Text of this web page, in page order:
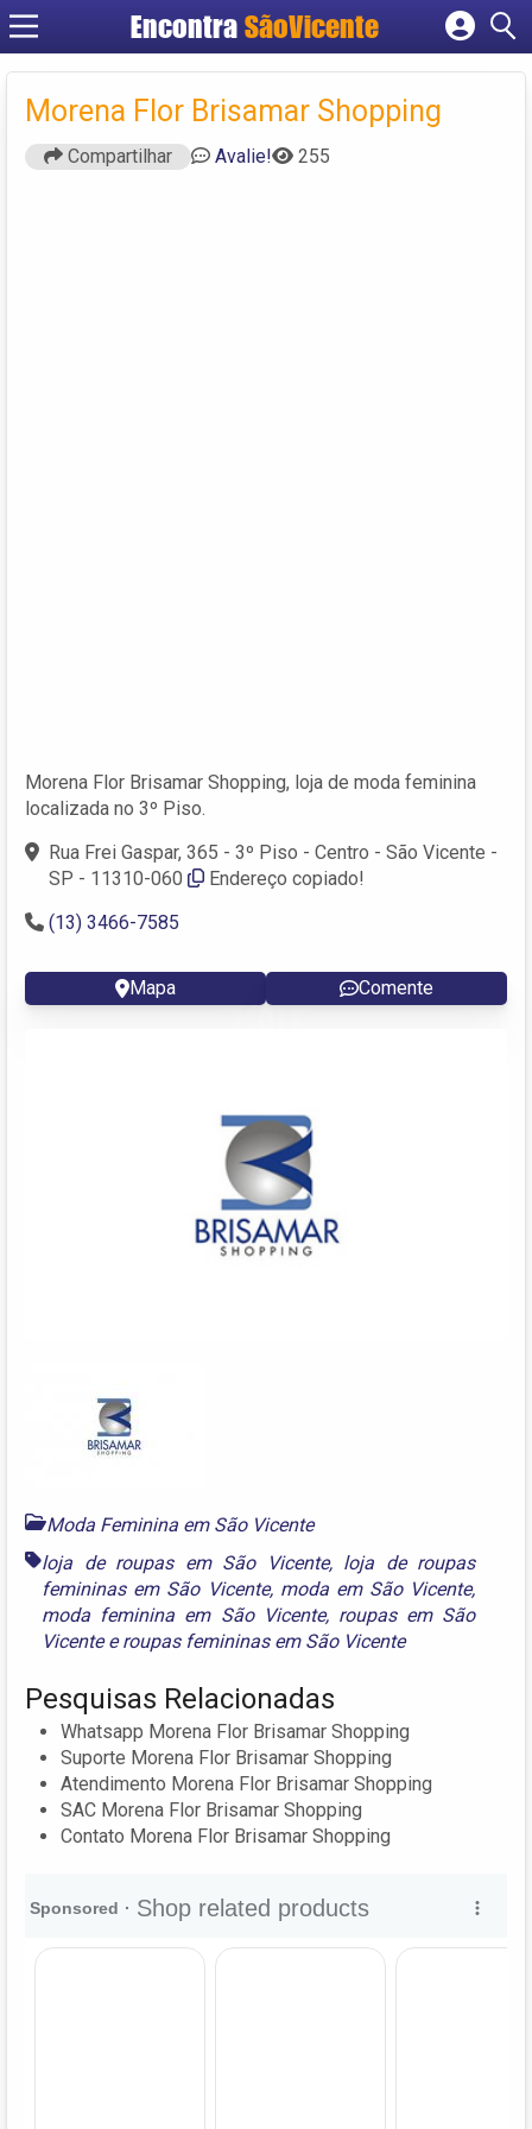
Encontra SãoVicente
Cadastrar empresa
Criar conta
Morena Flor Brisamar Shopping
Compartilhar Avalie! 255
Morena Flor Brisamar Shopping, loja de moda feminina
localizada no 3º Piso.
Rua Frei Gaspar, 365 - 3º Piso - Centro - São Vicente -
SP - 11310-060
Endereço copiado!
(13) 3466-7585
Mapa Comente
Moda Feminina em São Vicente
loja de roupas em São Vicente, loja de roupas
femininas em São Vicente, moda em São Vicente,
moda feminina em São Vicente, roupas em São
Vicenteeroupas femininas em São Vicente
Pesquisas Relacionadas
Whatsapp Morena Flor Brisamar Shopping
Suporte Morena Flor Brisamar Shopping
Atendimento Morena Flor Brisamar Shopping
SAC Morena Flor Brisamar Shopping
Contato Morena Flor Brisamar Shopping